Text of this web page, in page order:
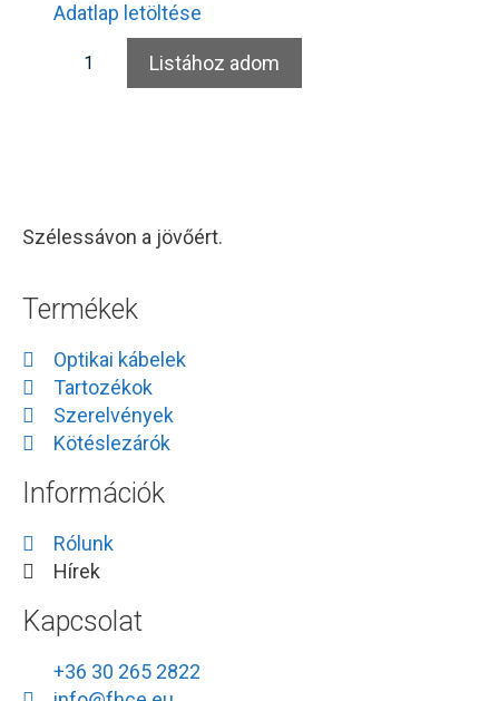
Adatlap letöltése
Listához adom
Szélessávon a jövőért.
Termékek
Optikai kábelek
Tartozékok
Szerelvények
Kötéslezárók
Információk
Rólunk
Hírek
Kapcsolat
+36 30 265 2822